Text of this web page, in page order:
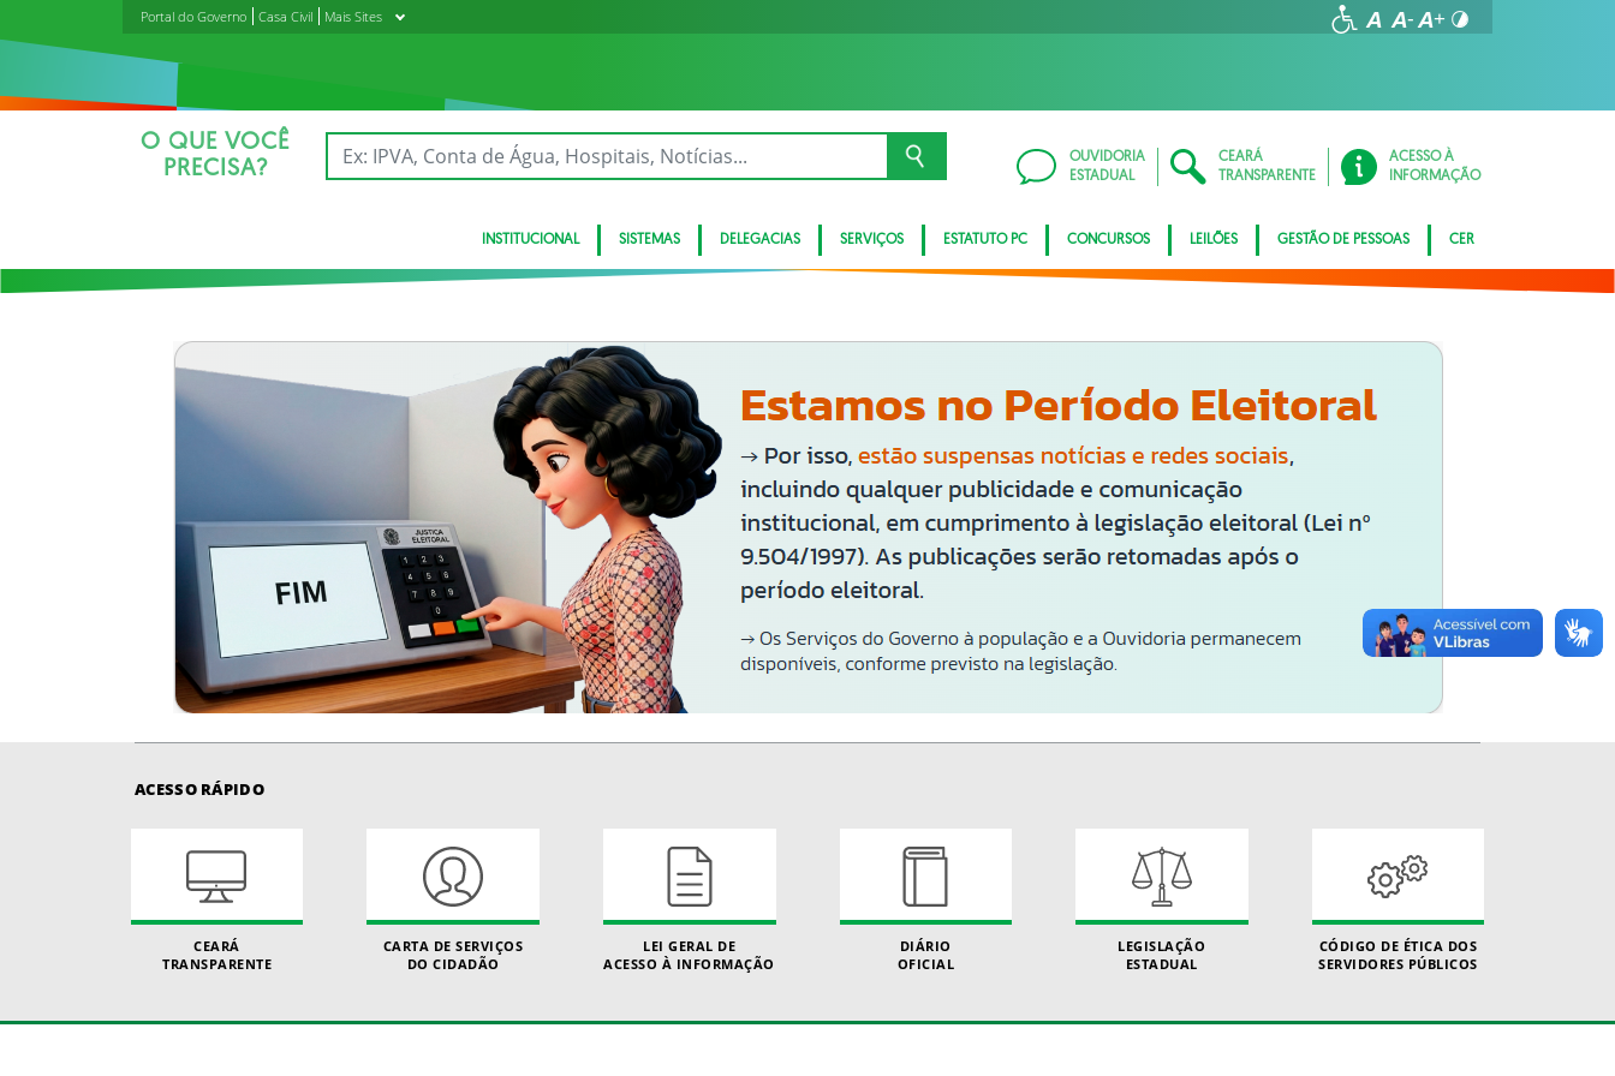
Portal do Governo Casa Civil Mais Sites
O QUE VOCÊ
PRECISA?
OUVIDORIA
ESTADUAL
CEARÁ
TRANSPARENTE
ACESSO À
INFORMAÇÃO
INSTITUCIONAL SISTEMAS DELEGACIAS SERVIÇOS ESTATUTO PC CONCURSOS LEILÕES GESTÃO DE PESSOAS CER
ACESSO RÁPIDO
CEARÁ
TRANSPARENTE
CARTA DE SERVIÇOS
DO CIDADÃO
LEI GERAL DE
ACESSO À INFORMAÇÃO
DIÁRIO
OFICIAL
LEGISLAÇÃO
ESTADUAL
CÓDIGO DE ÉTICA DOS
SERVIDORES PÚBLICOS